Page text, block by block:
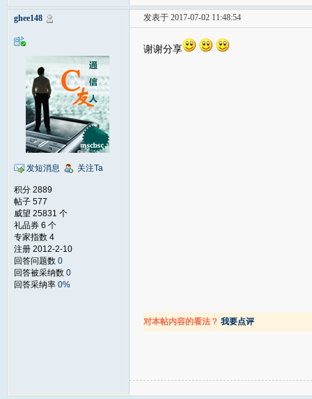
ghee148
发短消息 关注Ta
积分 2889
帖子 577
威望 25831 个
礼品券 6 个
专家指数 4
注册 2012-2-10
回答问题数 0
回答被采纳数 0
回答采纳率 0%
发表于 2017-07-02 11:48:54
谢谢分享
对本帖内容的看法？ 我要点评